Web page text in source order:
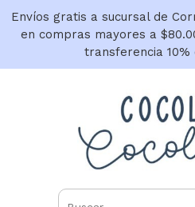
Envíos gratis a sucursal de
en compras mayores a
transferencia 10%